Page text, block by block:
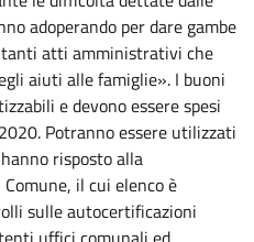
adoperando per dare gambe
tanti atti amministrativi che
aiuti alle famiglie». I buoni
e devono essere spesi
Potranno essere utilizzati
risposto alla
il cui elenco è
sulle autocertificazioni